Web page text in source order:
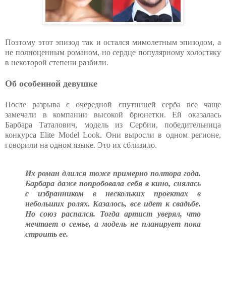
Поэтому этот эпизод так и остался мимолетным эпизодом, а
не полноценным романом, но сердце популярному холостяку
в некоторой степени разбили.
Об особенной девушке
После разрыва с очередной спутницей серба все чаще
замечали в компании высокой брюнетки. Ей оказалась
Барбара Таталович, модель из Сербии, победительница
конкурса Elite Model Look. Они выросли в одном регионе,
говорили на одном языке. Это их сблизило.
Их роман длился тоже примерно полтора года.
Барбара даже попробовала себя в кино, снялась
с избранником в нескольких проектах в
небольших ролях. Казалось, все идет к свадьбе.
Но союз распался. Тогда артист уверял, что
мечтает о семье, а модель не планирует пока
строить ее.